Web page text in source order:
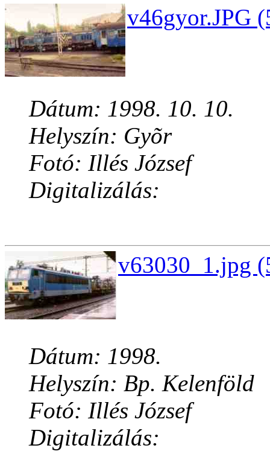
v46gyor.JPG
Dátum: 1998. 10. 10.
Helyszín: Gyõr
Fotó: Illés József
Digitalizálás:
v63030_1.jpg
Dátum: 1998.
Helyszín: Bp. Kelenföld
Fotó: Illés József
Digitalizálás: